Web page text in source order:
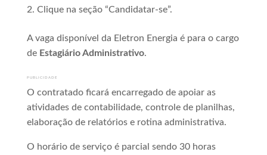
Clique na seção “Candidatar-se”.
A vaga disponível da Eletron Energia é para o cargo
de Estagiário Administrativo.
PUBLICIDADE
O contratado ficará encarregado de apoiar as
atividades de contabilidade, controle de planilhas,
elaboração de relatórios e rotina administrativa.
O horário de serviço é parcial sendo 30 horas